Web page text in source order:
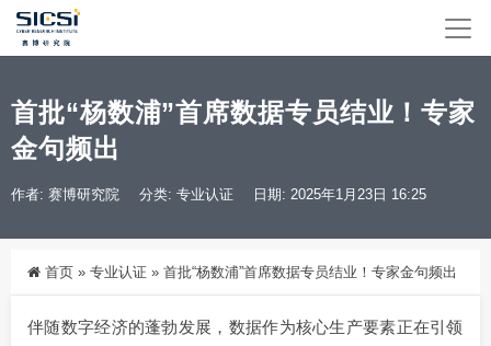
首批“杨数浦”首席数据专员结业！专家
金句频出
作者: 赛博研究院 分类: 专业认证 日期: 2025年1月23日 16:25
首页 » 专业认证 » 首批“杨数浦”首席数据专员结业！专家金句频出
伴随数字经济的蓬勃发展，数据作为核心生产要素正在引领